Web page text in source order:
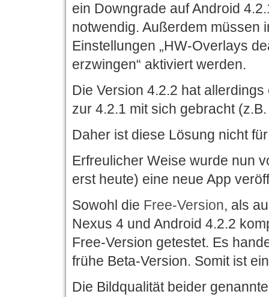
ein Downgrade auf Android
notwendig. Außerdem müssen
Einstellungen „HW-Overlays
erzwingen“ aktiviert werden.
Die Version 4.2.2 hat
zur 4.2.1 mit sich gebracht
Daher ist diese Lösung nicht
Erfreulicher Weise wurde nun
erst heute) eine neue App
Sowohl die Free-Version, als
Nexus 4 und Android 4.2.2
Free-Version getestet. Es
frühe Beta-Version. Somit ist
Die Bildqualität beider